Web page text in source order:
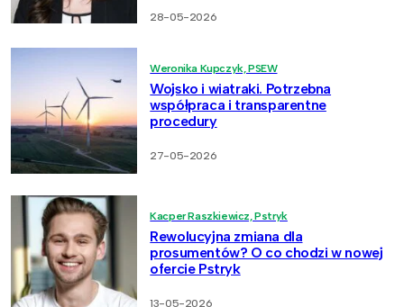
28-05-2026
Weronika Kupczyk, PSEW
Wojsko i wiatraki. Potrzebna
współpraca i transparentne
procedury
27-05-2026
Kacper Raszkiewicz, Pstryk
Rewolucyjna zmiana dla
prosumentów? O co chodzi w nowej
ofercie Pstryk
13-05-2026